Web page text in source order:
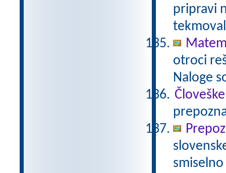
pripravi
otroci
Naloge